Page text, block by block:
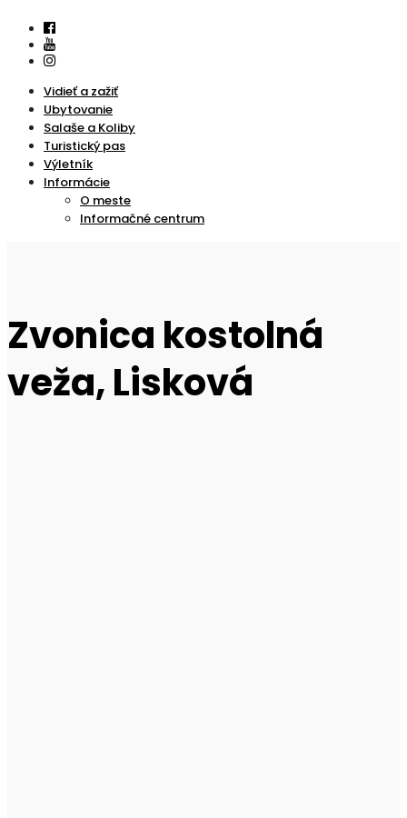
Vidieť a zažiť
Ubytovanie
Salaše a Koliby
Turistický pas
Výletník
Informácie
O meste
Informačné centrum
Zvonica kostolná
veža, Lisková